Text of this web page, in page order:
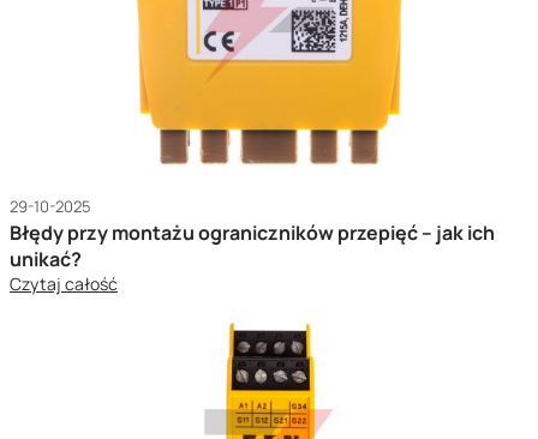
29-10-2025
Błędy przy montażu ograniczników przepięć – jak ich
unikać?
Czytaj całość